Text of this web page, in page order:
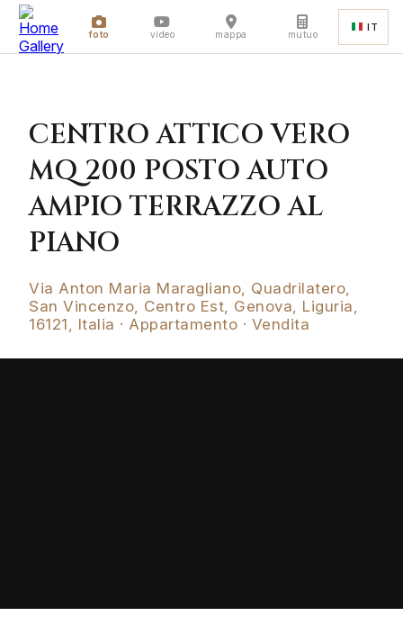
foto video mappa mutuo
IT
CENTRO ATTICO VERO
MQ 200 POSTO AUTO
AMPIO TERRAZZO AL
PIANO
Via Anton Maria Maragliano, Quadrilatero,
San Vincenzo, Centro Est, Genova, Liguria,
16121, Italia · Appartamento · Vendita